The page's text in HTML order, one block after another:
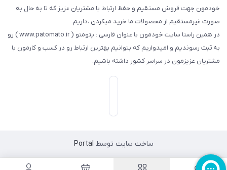
خودمون جهت فروش مستقیم و حفظ ارتباط با مشتریان عزیز که تا به حال به
صورت غیرمستقیم از محصولات ما خرید میکردن ،داریم.
در همین راستا سایت خودمون با عنوان فارسی : پتومتو ( www.patomato.ir ) رو
به ثبت رسوندیم و امیدواریم که بتوانیم بهترین ارتباط رو در کسب و کارمون با
مشتریان عزیزمون در سراسر کشور داشته باشیم.
ساخت سایت توسط Portal